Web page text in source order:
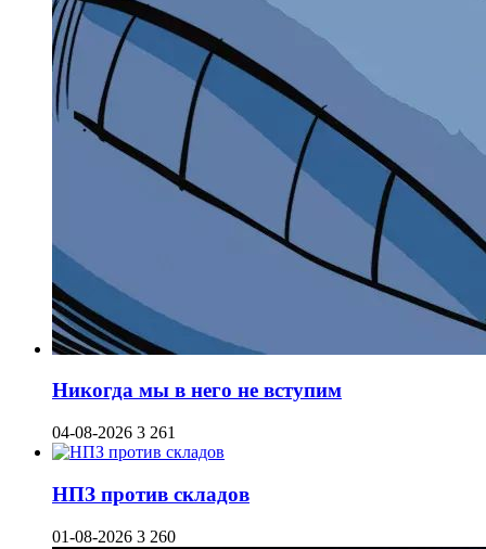
Никогда мы в него не вступим
04-08-2026 3 261
НПЗ против складов
01-08-2026 3 260